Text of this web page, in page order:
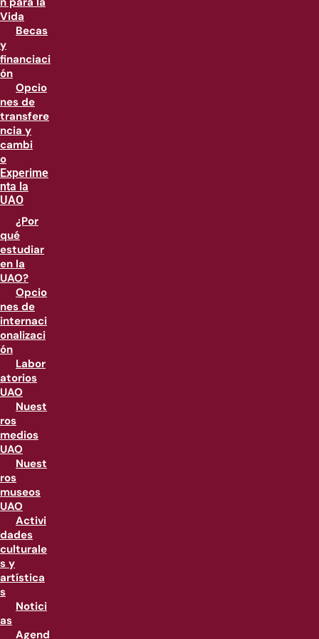
Vida
Becas
y
financiaci
ón
Opcio
nes de
transfere
ncia y
cambi
o
Experime
nta la
UAO
¿Por
qué
estudiar
en la
UAO?
Opcio
nes de
internaci
onalizaci
ón
Labor
atorios
UAO
Nuest
ros
medios
UAO
Nuest
ros
museos
UAO
Activi
dades
culturale
s y
artística
s
Notici
as
Agend